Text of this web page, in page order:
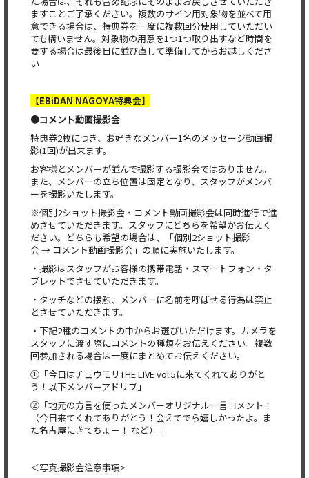
ますことご了承ください。複数のサイン用対象物を並べて用
意できる場合は、特典券を一度に複数回分使用していただい
ても構いません。対象物の用意を1つ1つ取り出すなど時間を
要する場合は最後日に並び直して準備してからお越しくださ
い
【EBiDAN NAGOYA特典会】
●コメント動画撮影会
特典券2枚につき、お好きなメンバー1名のメッセージ動画撮
影(1回)が出来ます。
お客様とメンバーが並んで撮影する撮影会ではありません。
また、メンバーの立ち位置は固定となり、スタッフがメンバ
ーを撮影いたします。
※個別2ショット撮影会・コメント動画撮影会は同時進行で進
めさせていただきます。スタッフにどちらを希望かお伝えく
ださい。どちらも希望の場合は、「個別2ショット撮影
会 → コメント動画撮影会」の順に実施いたします。
・撮影はスタッフがお客様の携帯電話・スマートフォン・タ
ブレットでさせていただきます。
・タッチなどの接触、メンバーに名前を呼ばせる行為は禁止
とさせていただきます。
・下記2種のコメントの中からお選びいただけます。カメラを
スタッフに渡す際にコメントの種類をお伝えください。複数
回参加される場合は一度にまとめてお伝えください。
①「今日はチュウモリTHE LIVE vol.5に来てくれてありがと
う！以下メンバーアドリブ」
②「地元の方言を使ったメンバーオリジナル一言コメント！
（今日来てくれてありがとう！会えてでら嬉しかったよ。ま
た名古屋にきてちょー！ など）」
＜写真撮影会注意事項>